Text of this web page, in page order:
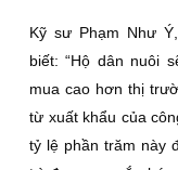
Kỹ sư Phạm Như
biết: “Hộ dân nuôi
mua cao hơn thị
từ xuất khẩu của
tỷ lệ phần trăm này